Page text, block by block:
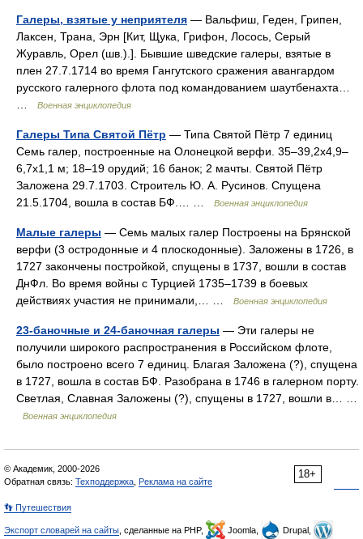
Галеры, взятые у неприятеля — Вальфиш, Геден, Грипен,
Лаксен, Трана, Эрн [Кит, Щука, Грифон, Лосось, Серый
Журавль, Орел (шв.).]. Бывшие шведские галеры, взятые в
плен 27.7.1714 во время Гангутского сражения авангардом
русского галерного флота под командованием шаутбенахта…
Военная энциклопедия
Галеры Типа Святой Пётр — Типа Святой Пётр 7 единиц
Семь галер, построенные на Олонецкой верфи. 35–39,2x4,9–
6,7x1,1 м; 18–19 орудий; 16 банок; 2 мачты. Святой Пётр
Заложена 29.7.1703. Строитель Ю. А. Русинов. Спущена
21.5.1704, вошла в состав БФ.… …
Военная энциклопедия
Малые галеры — Семь малых галер Построены на Брянской
верфи (3 остродонные и 4 плоскодонные). Заложены в 1726, в
1727 закончены постройкой, спущены в 1737, вошли в состав
ДнФл. Во время войны с Турцией 1735–1739 в боевых
действиях участия не принимали,… …
Военная энциклопедия
23-баночные и 24-баночная галеры — Эти галеры не
получили широкого распространения в Российском флоте,
было построено всего 7 единиц. Благая Заложена (?), спущена
в 1727, вошла в состав БФ. Разобрана в 1746 в галерном порту.
Светлая, Славная Заложены (?), спущены в 1727, вошли в… …
Военная энциклопедия
18+
© Академик, 2000-2026
Обратная связь: Техподдержка Реклама на сайте
👣 Путешествия
Экспорт словарей на сайты , сделанные на PHP, Joomla,
Drupal,